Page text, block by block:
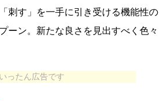
刺す」を一手に引き受ける機能性の
ーン。新たな良さを見出すべく色々
いったん広告です